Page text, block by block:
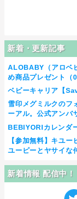
新着・更新記事
ALOBABY（アロベ
め商品プレゼント（
ベビーキャリア【
雪印メグミルクのフ
ーアル。公式アンバ
BEBIYORIカレンダ
【参加無料】キユ
ユーピーとヤサイな
新着情報 配信中！